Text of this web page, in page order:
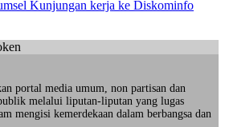
Kunjungan kerja ke Diskominfo
portal media umum, non partisan dan
melalui liputan-liputan yang lugas
mengisi kemerdekaan dalam berbangsa dan